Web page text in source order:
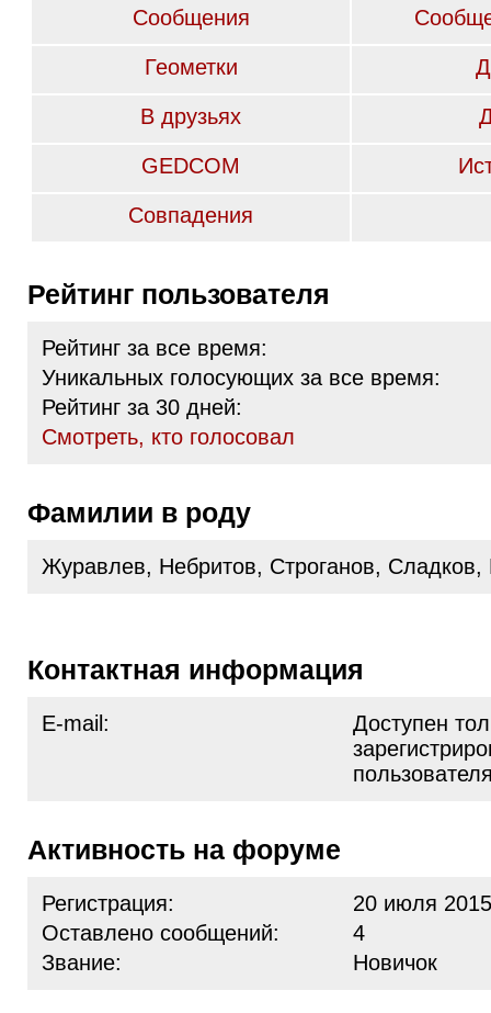
Сообщения
Геометки
В друзьях
GEDCOM
Совпадения
Рейтинг пользователя
Рейтинг за все время:
Уникальных голосующих за все время:
Рейтинг за 30 дней:
Cмотреть, кто голосовал
Фамилии в роду
Журавлев, Небритов, Строганов, Сладков,
Контактная информация
E-mail:
Доступен
Активность на форуме
Регистрация:
20 июля
Оставлено сообщений:
4
Звание:
Новичок